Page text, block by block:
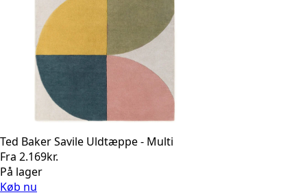
Ted Baker Savile Uldtæppe - Multi
Fra 2.169kr.
På lager
Køb nu